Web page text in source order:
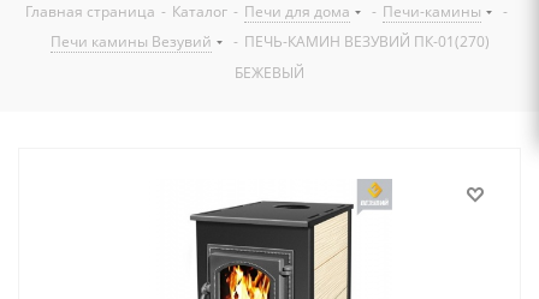
Главная страница - Каталог - Печи для дома - Печи-камины
-
Печи камины Везувий
- ПЕЧЬ-КАМИН ВЕЗУВИЙ ПК-01(270)
БЕЖЕВЫЙ